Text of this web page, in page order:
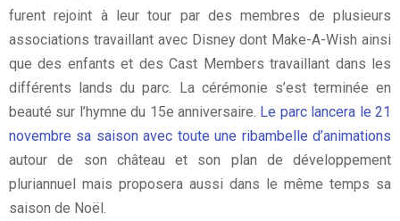
furent rejoint à leur tour par des membres de plusieurs
associations travaillant avec Disney dont Make-A-Wish ainsi
que des enfants et des Cast Members travaillant dans les
différents lands du parc. La cérémonie s’est terminée en
beauté sur l’hymne du 15e anniversaire. Le parc lancera le 21
novembre sa saison avec toute une ribambelle d’animations
autour de son château et son plan de développement
pluriannuel mais proposera aussi dans le même temps sa
saison de Noël.